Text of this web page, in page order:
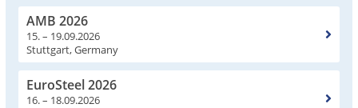
AMB 2026
15. – 19.09.2026
Stuttgart, Germany
EuroSteel 2026
16. – 18.09.2026